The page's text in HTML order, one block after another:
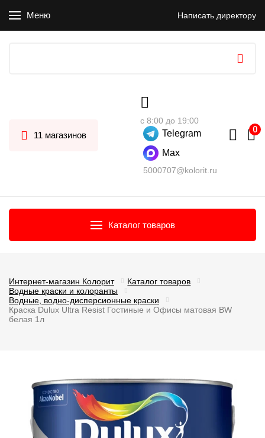
Меню Написать директору
11 магазинов
с 8:00 до 19:00
Telegram
Max
5000707@kolorit.ru
Каталог товаров
Интернет-магазин Колорит
Каталог товаров
Водные краски и колоранты
Водные, водно-дисперсионные краски
Краска Dulux Ultra Resist Гостиные и Офисы матовая BW
белая 1л